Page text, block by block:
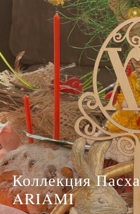
Коллекция Пасха
ARIAMI